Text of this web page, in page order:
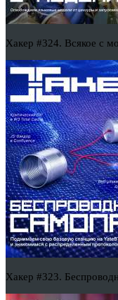
Хакер #324. Всякое с
Хакер #323.